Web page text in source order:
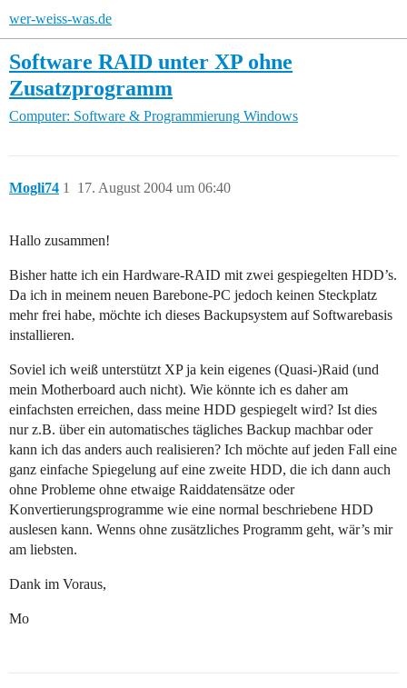
wer-weiss-was.de
Software RAID unter XP ohne
Zusatzprogramm
Computer: Software & Programmierung Windows
Mogli74 17. August 2004 um 06:40
1
Hallo zusammen!
Bisher hatte ich ein Hardware-RAID mit zwei gespiegelten HDD’s.
Da ich in meinem neuen Barebone-PC jedoch keinen Steckplatz
mehr frei habe, möchte ich dieses Backupsystem auf Softwarebasis
installieren.
Soviel ich weiß unterstützt XP ja kein eigenes (Quasi-)Raid (und
mein Motherboard auch nicht). Wie könnte ich es daher am
einfachsten erreichen, dass meine HDD gespiegelt wird? Ist dies
nur z.B. über ein automatisches tägliches Backup machbar oder
kann ich das anders auch realisieren? Ich möchte auf jeden Fall eine
ganz einfache Spiegelung auf eine zweite HDD, die ich dann auch
ohne Probleme ohne etwaige Raiddatensätze oder
Konvertierungsprogramme wie eine normal beschriebene HDD
auslesen kann. Wenns ohne zusätzliches Programm geht, wär’s mir
am liebsten.
Dank im Voraus,
Mo